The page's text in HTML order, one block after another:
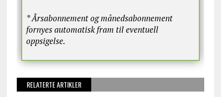
* Årsabonnement og månedsabonnement
fornyes automatisk fram til eventuell
oppsigelse.
RELATERTE ARTIKLER